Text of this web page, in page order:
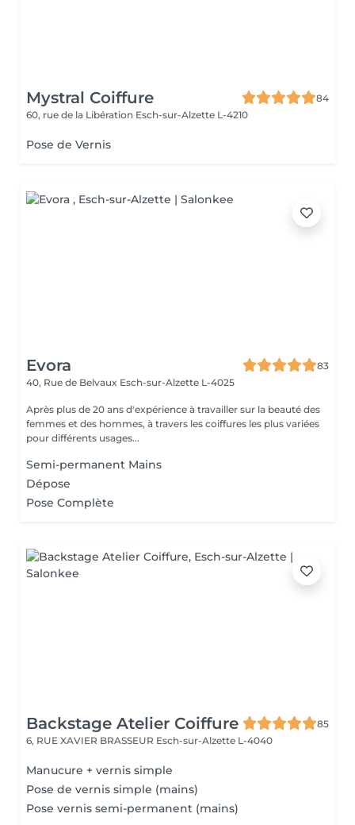
Mystral Coiffure
84
60, rue de la Libération Esch-sur-Alzette L-4210
Pose de Vernis
Evora
83
40, Rue de Belvaux Esch-sur-Alzette L-4025
Après plus de 20 ans d'expérience à travailler sur la beauté des
femmes et des hommes, à travers les coiffures les plus variées
pour différents usages...
Semi-permanent Mains
Dépose
Pose Complète
Backstage Atelier Coiffure
85
6, RUE XAVIER BRASSEUR Esch-sur-Alzette L-4040
Manucure + vernis simple
Pose de vernis simple (mains)
Pose vernis semi-permanent (mains)